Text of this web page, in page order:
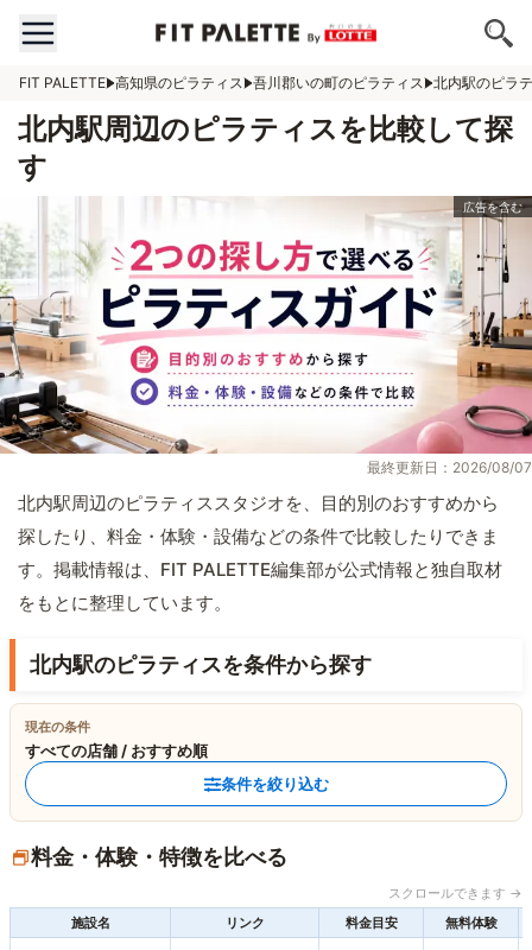
FIT PALETTE 高知県のピラティス 吾川郡いの町のピラティス 北内駅のピラ
北内駅周辺のピラティスを比較して探
す
最終更新日：2026/08/07
北内駅周辺のピラティススタジオを、目的別のおすすめから
探したり、料金・体験・設備などの条件で比較したりできま
す。掲載情報は、FIT PALETTE編集部が公式情報と独自取材
をもとに整理しています。
北内駅のピラティスを条件から探す
現在の条件
すべての店舗 / おすすめ順
条件を絞り込む
料金・体験・特徴を比べる
スクロールできます →
施設名
リンク 料金目安 無料体験